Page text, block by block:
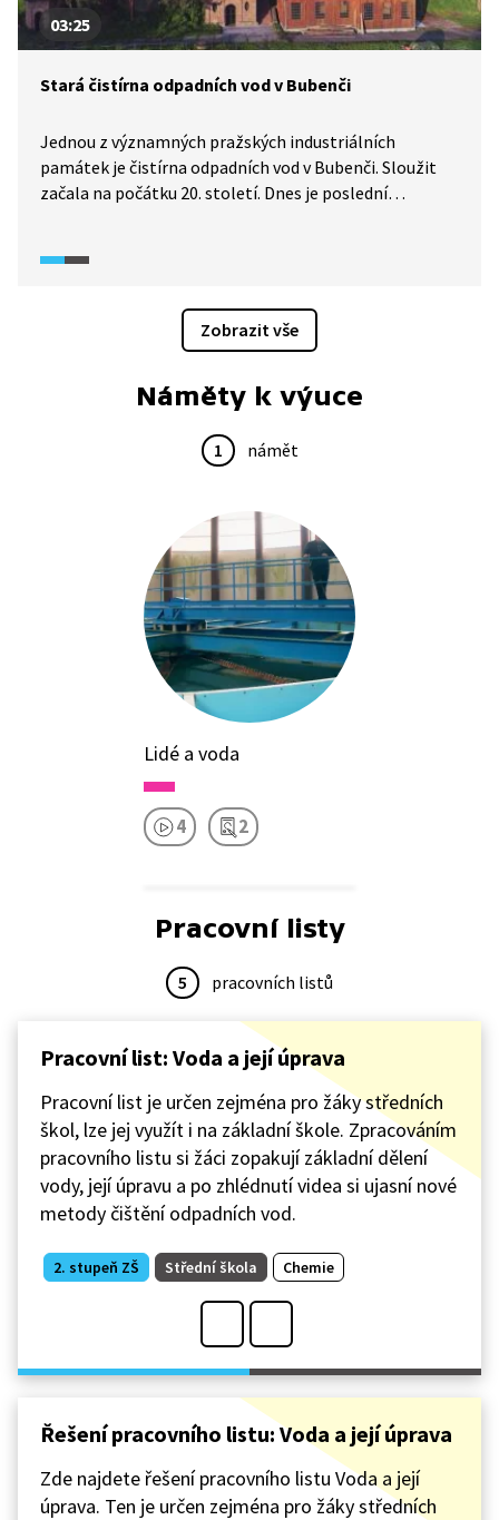
03:25
Stará čistírna odpadních vod v Bubenči
Jednou z významných pražských industriálních
památek je čistírna odpadních vod v Bubenči. Sloužit
začala na počátku 20. století. Dnes je poslední
Zobrazit vše
Náměty k výuce
1 námět
Lidé a voda
4 2
Pracovní listy
5 pracovních listů
Pracovní list: Voda a její úprava
Pracovní list je určen zejména pro žáky středních
škol, lze jej využít i na základní škole. Zpracováním
pracovního listu si žáci zopakují základní dělení
vody, její úpravu a po zhlédnutí videa si ujasní nové
metody čištění odpadních vod.
2. stupeň ZŠ Střední škola Chemie
Řešení pracovního listu: Voda a její úprava
Zde najdete řešení pracovního listu Voda a její
úprava. Ten je určen zejména pro žáky středních